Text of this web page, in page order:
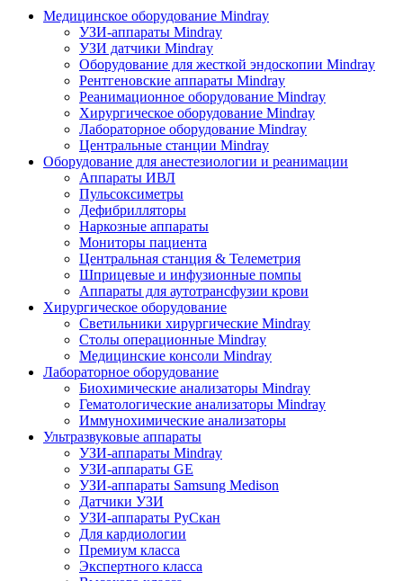
Медицинское оборудование Mindray
УЗИ-аппараты Mindray
УЗИ датчики Mindray
Оборудование для жесткой эндоскопии Mindray
Рентгеновские аппараты Mindray
Реанимационное оборудование Mindray
Хирургическое оборудование Mindray
Лабораторное оборудование Mindray
Центральные станции Mindray
Оборудование для анестезиологии и реанимации
Аппараты ИВЛ
Пульсоксиметры
Дефибрилляторы
Наркозные аппараты
Мониторы пациента
Центральная станция & Телеметрия
Шприцевые и инфузионные помпы
Аппараты для аутотрансфузии крови
Хирургическое оборудование
Светильники хирургические Mindray
Столы операционные Mindray
Медицинские консоли Mindray
Лабораторное оборудование
Биохимические анализаторы Mindray
Гематологические анализаторы Mindray
Иммунохимические анализаторы
Ультразвуковые аппараты
УЗИ-аппараты Mindray
УЗИ-аппараты GE
УЗИ-аппараты Samsung Medison
Датчики УЗИ
УЗИ-аппараты РуСкан
Для кардиологии
Премиум класса
Экспертного класса